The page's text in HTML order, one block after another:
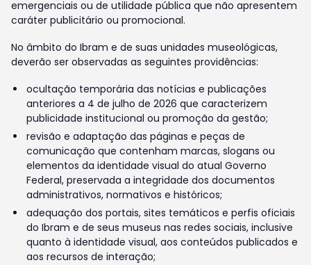
emergenciais ou de utilidade pública que não apresentem
caráter publicitário ou promocional.
No âmbito do Ibram e de suas unidades museológicas,
deverão ser observadas as seguintes providências:
ocultação temporária das notícias e publicações
anteriores a 4 de julho de 2026 que caracterizem
publicidade institucional ou promoção da gestão;
revisão e adaptação das páginas e peças de
comunicação que contenham marcas, slogans ou
elementos da identidade visual do atual Governo
Federal, preservada a integridade dos documentos
administrativos, normativos e históricos;
adequação dos portais, sites temáticos e perfis oficiais
do Ibram e de seus museus nas redes sociais, inclusive
quanto à identidade visual, aos conteúdos publicados e
aos recursos de interação;